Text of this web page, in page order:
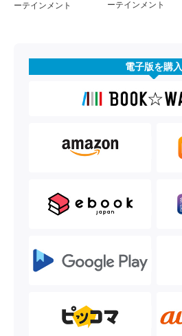
ーテインメント
ーテインメント
電子版を購入